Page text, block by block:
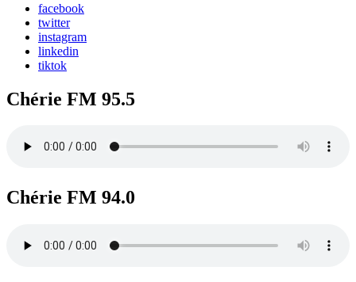
facebook
twitter
instagram
linkedin
tiktok
Chérie FM 95.5
Chérie FM 94.0